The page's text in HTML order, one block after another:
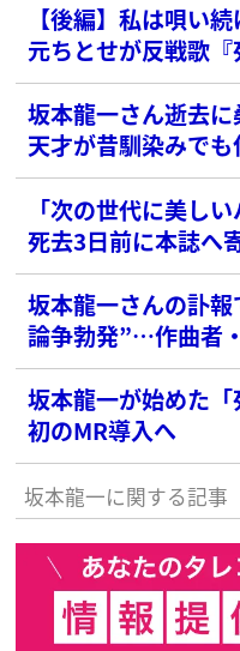
【後編】私は唄い
元ちとせが反戦歌
りと覚悟
坂本龍一さん逝去
天才が昔馴染みで
「次の世代に美し
死去3日前に本誌へ
発”への警鐘
坂本龍一さんの訃
論争勃発”…作曲者
していた“通説”
坂本龍一が始めた
初のMR導入へ
坂本龍一に関する記事